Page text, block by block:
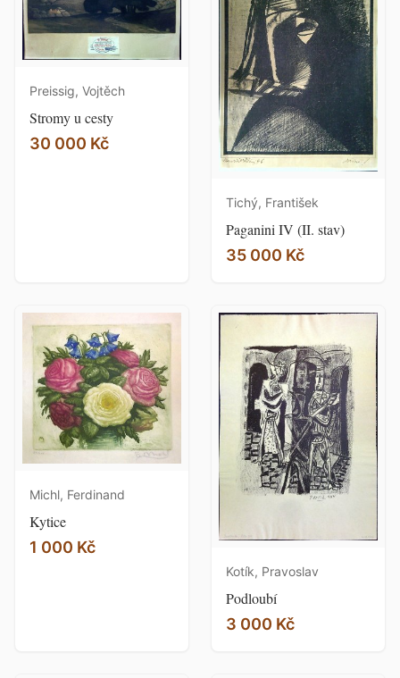
Preissig, Vojtěch
Stromy u cesty
30 000 Kč
Tichý, František
Paganini IV (II. stav)
35 000 Kč
Michl, Ferdinand
Kytice
1 000 Kč
Kotík, Pravoslav
Podloubí
3 000 Kč